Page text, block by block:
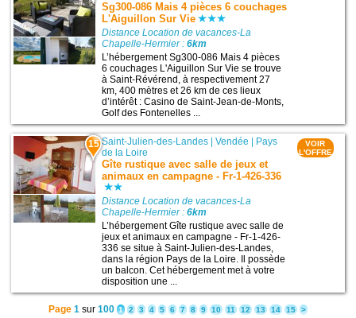
Sg300-086 Mais 4 pièces 6 couchages
L'Aiguillon Sur Vie
Distance Location de vacances-La
Chapelle-Hermier :6km
L’hébergement Sg300-086 Mais 4 pièces
6 couchages L'Aiguillon Sur Vie se trouve
à Saint-Révérend, à respectivement 27
km, 400 mètres et 26 km de ces lieux
d’intérêt : Casino de Saint-Jean-de-Monts,
Golf des Fontenelles ...
15 Saint-Julien-des-Landes |Vendée
Pays
de la Loire
Gîte rustique avec salle de jeux et
animaux en campagne - Fr-1-426-336
Distance Location de vacances-La
Chapelle-Hermier :6km
L’hébergement Gîte rustique avec salle de
jeux et animaux en campagne - Fr-1-426-
336 se situe à Saint-Julien-des-Landes,
dans la région Pays de la Loire. Il possède
un balcon. Cet hébergement met à votre
disposition une ...
VOIR
L'OFFRE
Page 1 sur 100 1 2 3 4 5 6 7 8 9 10 11 12 13 14 15 >